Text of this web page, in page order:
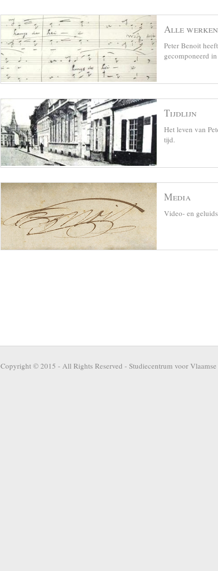
Alle werken
Peter Benoit
gecomponeerd
Tijdlijn
Het leven van
tijd.
Media
Video- en
Copyright © 2015 - All Rights Reserved - Studiecentrum voor